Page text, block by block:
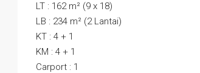
LT : 162 m² (9 x 18)
LB : 234 m² (2 Lantai)
KT : 4 + 1
KM : 4 + 1
Carport : 1